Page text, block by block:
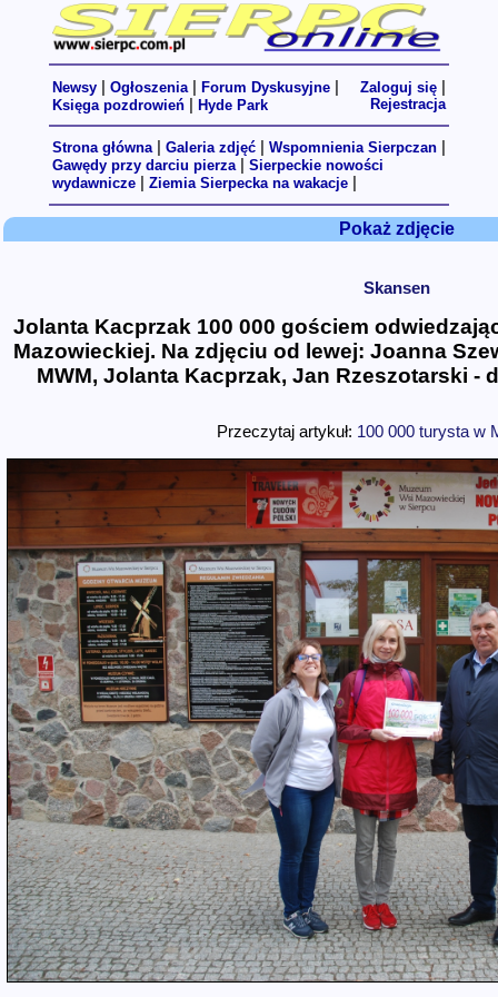
Newsy Ogłoszenia Forum Dyskusyjne
Księga pozdrowień Hyde Park
Zaloguj się
Rejestracja
Strona główna| Galeria zdjęć Wspomnienia Sierpczan
Gawędy przy darciu pierza| Sierpeckie nowości
wydawnicze
Ziemia Sierpecka na wakacje
Pokaż zdjęcie
Skansen
Jolanta Kacprzak 100 000 gościem
Mazowieckiej. Na zdjęciu od lewej: Joanna
MWM, Jolanta Kacprzak, Jan Rzeszotarski -
Przeczytaj artykuł: 100 000 turysta w